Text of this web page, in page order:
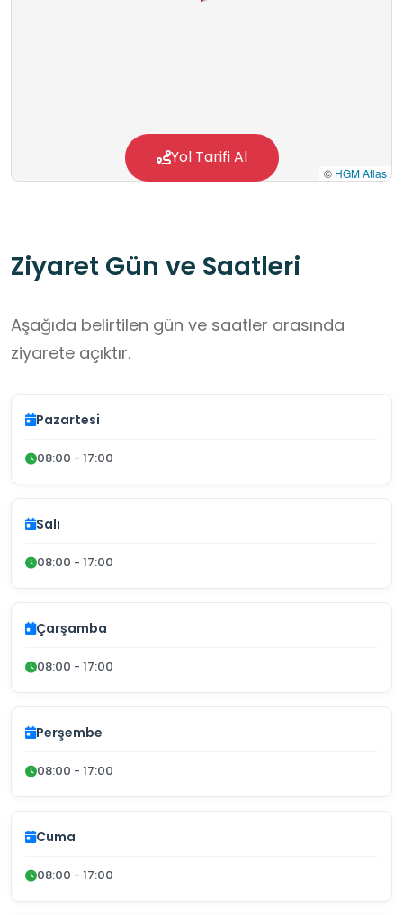
© HGM Atlas
Yol Tarifi Al
Ziyaret Gün ve Saatleri
Aşağıda belirtilen gün ve saatler arasında
ziyarete açıktır.
Pazartesi
08:00 - 17:00
Salı
08:00 - 17:00
Çarşamba
08:00 - 17:00
Perşembe
08:00 - 17:00
Cuma
08:00 - 17:00